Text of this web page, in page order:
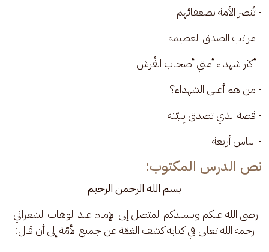
- تُنصر الأمة بضعفائهم
- مراتب الصدق العظيمة
- أكثر شهداء أمتي أصحاب الفُرش
- من هم أعلى الشهداء؟
- قصة الذي تصدق بِنيّته
- الناس أربعة
نص الدرس المكتوب:
بسم الله الرحمن الرحيم
رضي الله عنكم وبسندكم المتصل إلى الإمام عبد الوهاب الشعراني
رحمه الله تعالى في كتابه كشف الغمّة عن جميع الأمّة إلى أن قال: